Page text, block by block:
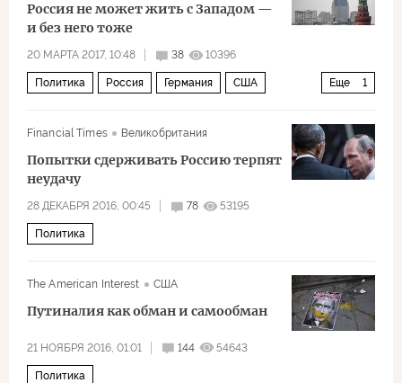
Башар Асад Рекс Тиллерсон Борис Джонсон
Хизбалла
Россия не может жить с Западом —
и без него тоже
20 МАРТА 2017, 10:48 38 10396
Еще 1
Политика Россия Германия США
Financial Times
Великобритания
Попытки сдерживать Россию терпят
неудачу
28 ДЕКАБРЯ 2016, 00:45 78 53195
Политика
The American Interest США
Путиналия как обман и самообман
21 НОЯБРЯ 2016, 01:01 144 54643
Политика